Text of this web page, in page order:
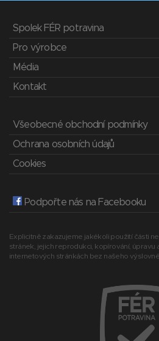
Spolek FÉR potravina
Pro výrobce
Média
Kontakt
Všeobecné obchodní podmínky
Ochrana osobních údajů
Cookies
Podpořte nás na Facebooku
Explicitně zakazujeme jakékoli použití části
stránek, jejich reprodukci, kopírování, úpravu
internetových stránkách bez našeho